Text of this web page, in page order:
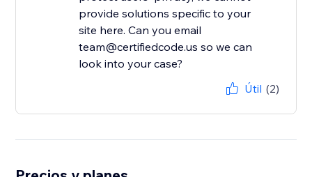
provide solutions specific to your
site here. Can you email
team@certifiedcode.us so we can
look into your case?
Útil (2)